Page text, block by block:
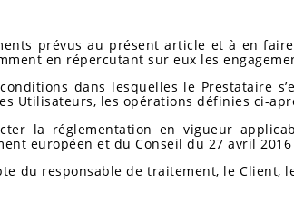
prévus au présent article et à en
en répercutant sur eux les
dans lesquelles le Prestataire
Utilisateurs, les opérations définies ci-
la réglementation en vigueur
européen et du Conseil du 27 avril
du responsable de traitement, le Client,